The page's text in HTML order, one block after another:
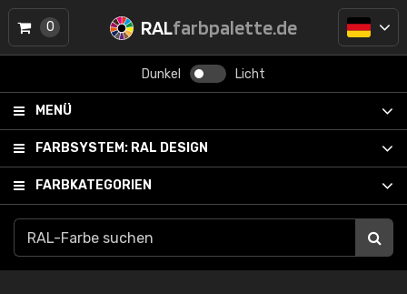
RALfarbpalette.de
Dunkel Licht
MENÜ
FARBSYSTEM: RAL DESIGN
FARBKATEGORIEN
0